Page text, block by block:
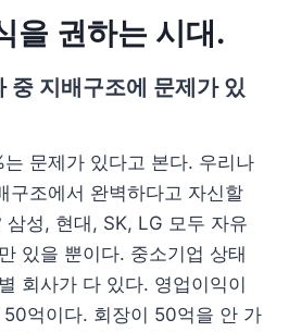
을 권하는 시대.
지배구조에 문제가 있
문제가 있다고 본다. 우리나
구조에서 완벽하다고 자신할
삼성, 현대, SK, LG 모두 자유
있을 뿐이다. 중소기업 상태
회사가 다 있다. 영업이익이
억이다. 회장이 50억을 안 가